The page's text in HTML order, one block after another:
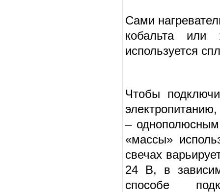
Сами
кобальта
используется
Чтобы
–
«массы»
свечах
24 B, в
способе